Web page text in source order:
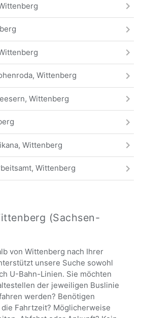
Wittenberg
Wittenberg
Wittenberg
Wittenberg
Wittenberg
Wittenberg
Wittenberg
Behring-Str., Wittenberg
Weg, Wittenberg
(Sachsen-
von Wittenberg nach Ihrer
unsere Suche sowohl
U-Bahn-Linien. Sie möchten
der jeweiligen Buslinie
werden? Benötigen
Fahrtzeit? Möglicherweise